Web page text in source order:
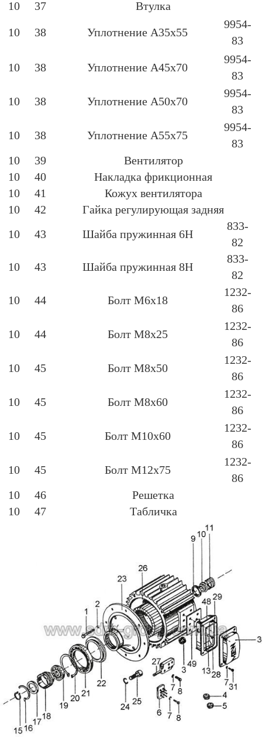
10 37 Втулка
10 38 Уплотнение А35х55
9954-
83
10 38 Уплотнение А45х70
9954-
83
10
38 Уплотнение А50х70
9954-
83
10
38 Уплотнение А55х75
9954-
83
10
39
Вентилятор
10
40
Накладка фрикционная
10
41
Кожух вентилятора
10
42
Гайка регулирующая задняя
10
43 Шайба пружинная 6Н
833-
82
10
43 Шайба пружинная 8Н
833-
82
10
44 Болт М6х18
1232-
86
10
44 Болт М8х25
1232-
86
10
45 Болт М8х50
1232-
86
10
45 Болт М8х60
1232-
86
10
45 Болт М10х60
1232-
86
10
45 Болт М12х75
1232-
86
10
46
Решетка
10
47 Табличка